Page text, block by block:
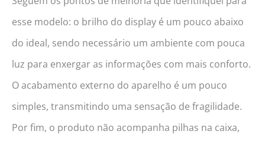
esse modelo: o brilho do display é um pouco abaixo
do ideal, sendo necessário um ambiente com pouca
luz para enxergar as informações com mais conforto.
O acabamento externo do aparelho é um pouco
simples, transmitindo uma sensação de fragilidade.
Por fim, o produto não acompanha pilhas na caixa,